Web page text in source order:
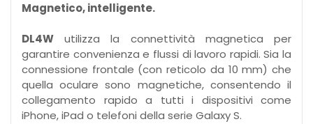
Magnetico, intelligente.
DL4W utilizza la connettività magnetica per
garantire convenienza e flussi di lavoro rapidi. Sia la
connessione frontale (con reticolo da 10 mm) che
quella oculare sono magnetiche, consentendo il
collegamento rapido a tutti i dispositivi come
iPhone, iPad o telefoni della serie Galaxy S.